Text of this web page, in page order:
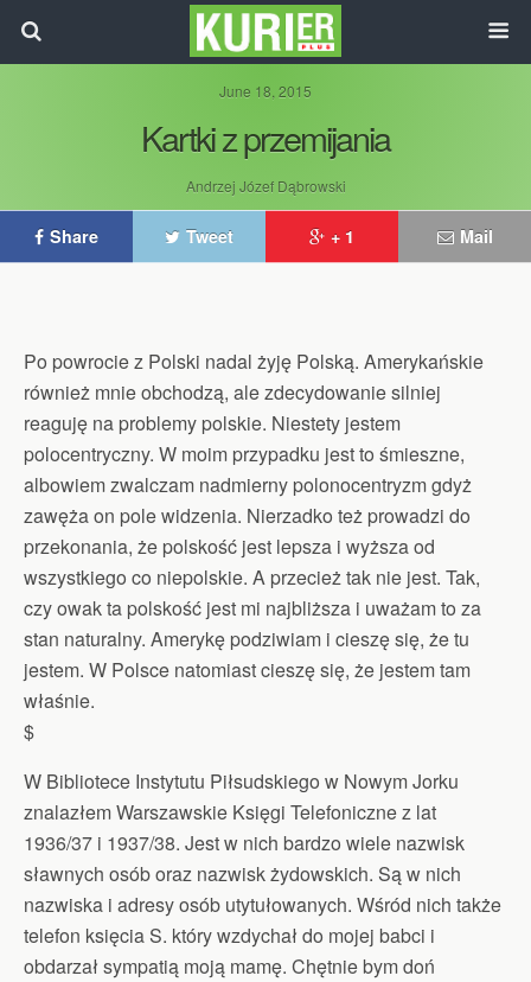
June 18, 2015
Kartki z przemijania
Andrzej Józef Dąbrowski
Share Tweet + 1 Mail
Po powrocie z Polski nadal żyję Polską. Amerykańskie
również mnie obchodzą, ale zdecydowanie silniej
reaguję na problemy polskie. Niestety jestem
polocentryczny. W moim przypadku jest to śmieszne,
albowiem zwalczam nadmierny polonocentryzm gdyż
zawęża on pole widzenia. Nierzadko też prowadzi do
przekonania, że polskość jest lepsza i wyższa od
wszystkiego co niepolskie. A przecież tak nie jest. Tak,
czy owak ta polskość jest mi najbliższa i uważam to za
stan naturalny. Amerykę podziwiam i cieszę się, że tu
jestem. W Polsce natomiast cieszę się, że jestem tam
właśnie.
$
W Bibliotece Instytutu Piłsudskiego w Nowym Jorku
znalazłem Warszawskie Księgi Telefoniczne z lat
1936/37 i 1937/38. Jest w nich bardzo wiele nazwisk
sławnych osób oraz nazwisk żydowskich. Są w nich
nazwiska i adresy osób utytułowanych. Wśród nich także
telefon księcia S. który wzdychał do mojej babci i
obdarzał sympatią moją mamę. Chętnie bym doń